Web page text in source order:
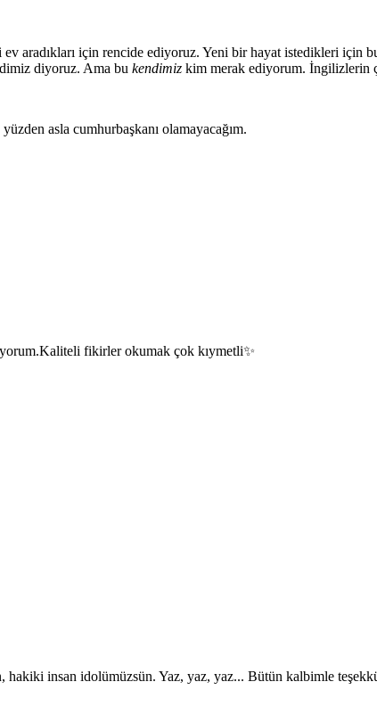
aradıkları için rencide ediyoruz. Yeni bir hayat istedikleri için
diyoruz. Ama bu kendimiz kim merak ediyorum. İngilizlerin
asla cumhurbaşkanı olamayacağım.
fikirler okumak çok kıymetli✨
hakiki insan idolümüzsün. Yaz, yaz, yaz... Bütün kalbimle